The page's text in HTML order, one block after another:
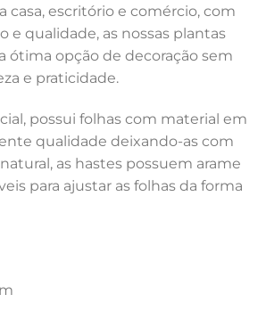
casa, escritório e comércio, com
e qualidade, as nossas plantas
ótima opção de decoração sem
e praticidade.
possui folhas com material em
qualidade deixando-as com
as hastes possuem arame
para ajustar as folhas da forma